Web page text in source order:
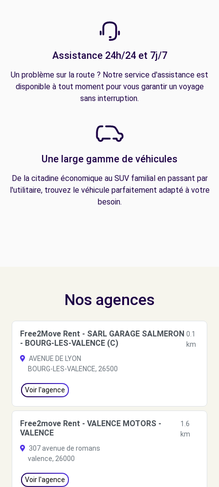
Assistance 24h/24 et 7j/7
Un problème sur la route ? Notre service d'assistance est
disponible à tout moment pour vous garantir un voyage
sans interruption.
Une large gamme de véhicules
De la citadine économique au SUV familial en passant par
l'utilitaire, trouvez le véhicule parfaitement adapté à votre
besoin.
Nos agences
Free2Move Rent - SARL GARAGE SALMERON
- BOURG-LES-VALENCE (C)
0.1
km
AVENUE DE LYON
BOURG-LES-VALENCE, 26500
Voir l'agence
Free2move Rent - VALENCE MOTORS -
VALENCE
1.6
km
307 avenue de romans
valence, 26000
Voir l'agence